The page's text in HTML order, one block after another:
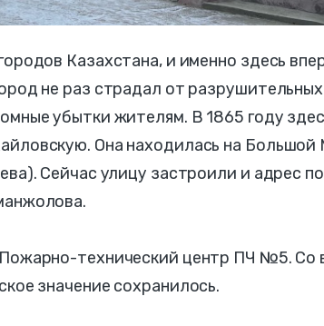
Казахстана, и именно здесь
не раз страдал от
убытки жителям. В 1865 году
Она находилась на Большой
Сейчас улицу застроили и адрес
технический центр ПЧ №5. Со
значение сохранилось.